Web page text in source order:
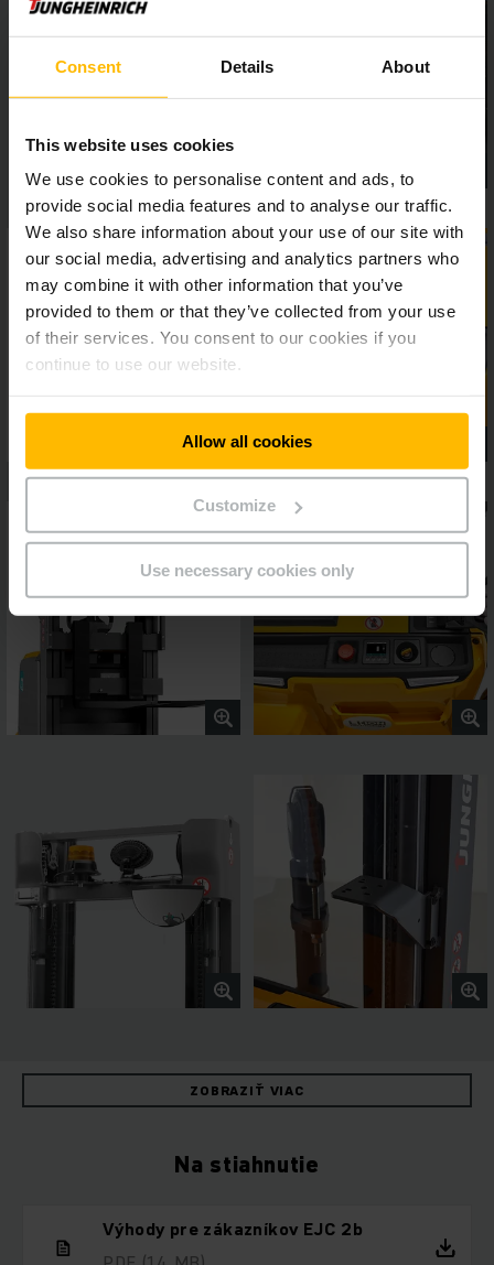
Consent Details About
This website uses cookies
We use cookies to personalise content and ads, to
provide social media features and to analyse our traffic.
We also share information about your use of our site with
our social media, advertising and analytics partners who
may combine it with other information that you’ve
provided to them or that they’ve collected from your use
of their services. You consent to our cookies if you
continue to use our website.
Allow all cookies
Customize
Use necessary cookies only
presné uskladňovanie. Tak prispieva aj motor zdvihového
mechanizmu k neúnavnej a bezpečnej práci.
ZOBRAZIŤ VIAC
Na stiahnutie
Výhody pre zákazníkov EJC 2b